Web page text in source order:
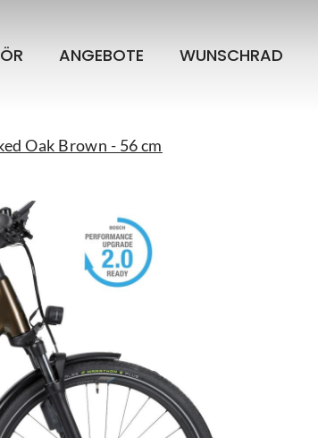
ANGEBOTE WUNSCHRAD
Oak Brown - 56 cm